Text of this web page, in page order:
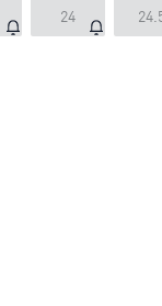
24